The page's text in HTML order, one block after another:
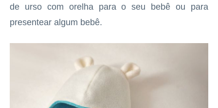
de urso com orelha para o seu bebê ou para
presentear algum bebê.